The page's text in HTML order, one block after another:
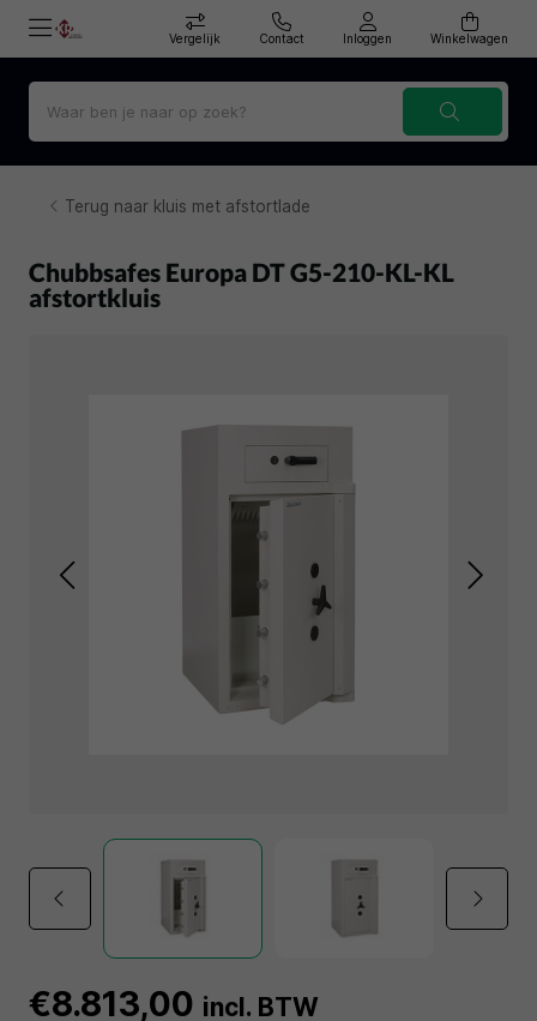
Vergelijk Contact Inloggen Winkelwagen
Terug naar kluis met afstortlade
Chubbsafes Europa DT G5-210-KL-KL
afstortkluis
€8.813,00 incl. BTW